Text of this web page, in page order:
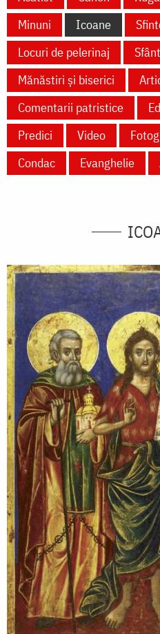
Minuni
Icoane
Locuri de pelerinaj
Mănăstiri și biserici
Comentarii patristice
Predici
Video
Condac
Evanghelie